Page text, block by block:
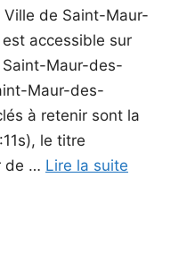
de Saint-Maur-
accessible sur
Maur-des-
Maur-des-
à retenir sont la
le titre
de … Lire la suite